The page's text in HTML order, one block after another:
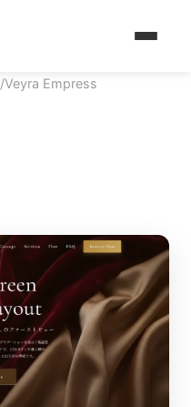
/Veyra Empress